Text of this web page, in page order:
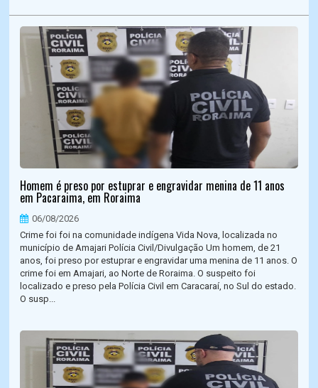
Homem é preso por estuprar e engravidar menina de 11 anos
em Pacaraima, em Roraima
06/08/2026
Crime foi foi na comunidade indígena Vida Nova, localizada no
município de Amajari Polícia Civil/Divulgação Um homem, de 21
anos, foi preso por estuprar e engravidar uma menina de 11 anos. O
crime foi em Amajari, ao Norte de Roraima. O suspeito foi
localizado e preso pela Polícia Civil em Caracaraí, no Sul do estado.
O susp...